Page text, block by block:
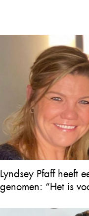
Lyndsey Pfaff heeft
genomen: “Het is